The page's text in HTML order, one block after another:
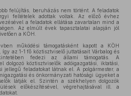
felújítás, beruházás nem történt. A feladatok
feltételek adottak voltak. Az előző évhez
a feladatok ellátása zavartalan mind a
Az elmúlt évek tapasztalatai alapján jól
a KÖH.
működési támogatásként kapott a KÖH
így az 1-1 fő köztisztviselő juttatásait Várbalog és
fedezi az állami támogatás. A
dolgozó köztisztviselők adóigazgatási, iktatási,
jellegű feladatokat látnak el. A polgármester, a
és önkormányzati hatósági ügyeket a
látják el. Szintén a székhelyen dolgozók
előkészítésével, végrehajtásával ill. a